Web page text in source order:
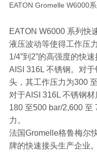
EATON Gromelle W6000
EATON W6000 系列快
液压波动等使得工作压
1/4”到2”的高强度的快
AISI 316L 不锈钢。对
头，其工作压力为300
对于AISI 316L 不锈钢
180 至500 bar/2,600 至
力。
法国Gromelle格鲁梅尔
牌的快速接头生产企业